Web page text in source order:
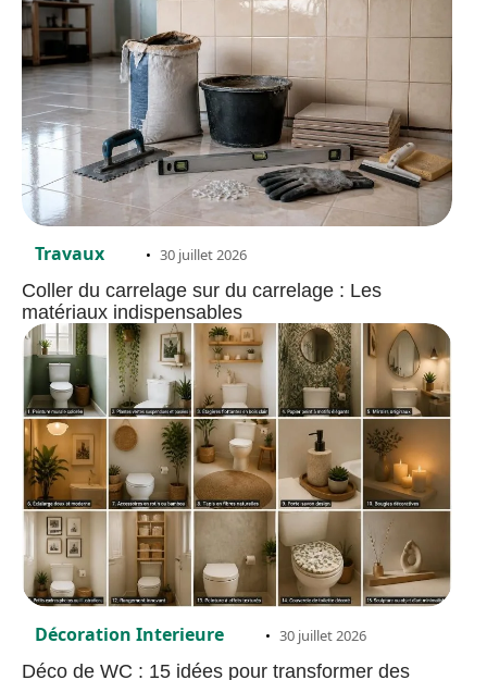
Travaux 30 juillet 2026
Coller du carrelage sur du carrelage : Les
matériaux indispensables
Décoration Interieure 30 juillet 2026
Déco de WC : 15 idées pour transformer des